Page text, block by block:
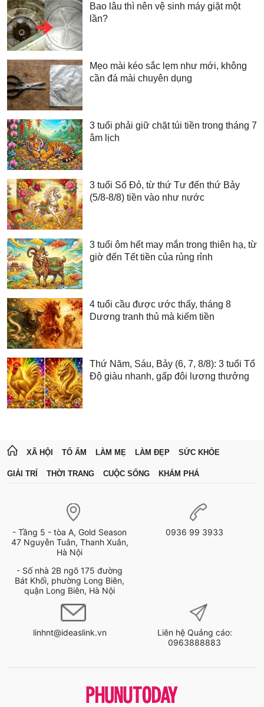
Bao lâu thì nên vệ sinh máy giặt một
lần?
Mẹo mài kéo sắc lẹm như mới, không
cần đá mài chuyên dụng
3 tuổi phải giữ chặt túi tiền trong tháng 7
âm lịch
3 tuổi Số Đỏ, từ thứ Tư đến thứ Bảy
(5/8-8/8) tiền vào như nước
3 tuổi ôm hết may mắn trong thiên hạ, từ
giờ đến Tết tiền của rủng rỉnh
4 tuổi cầu được ước thấy, tháng 8
Dương tranh thủ mà kiếm tiền
Thứ Năm, Sáu, Bảy (6, 7, 8/8): 3 tuổi Tổ
Độ giàu nhanh, gấp đôi lương thưởng
XÃ HỘI TỔ ẤM LÀM MẸ LÀM ĐẸP SỨC KHỎE
GIẢI TRÍ THỜI TRANG CUỘC SỐNG KHÁM PHÁ
- Tầng 5 - tòa A, Gold Season
47 Nguyễn Tuân, Thanh Xuân,
Hà Nội
- Số nhà 2B ngõ 175 đường
Bát Khối, phường Long Biên,
quận Long Biên, Hà Nội
0936 99 3933
linhnt@ideaslink.vn
Liên hệ Quảng cáo:
0963888883